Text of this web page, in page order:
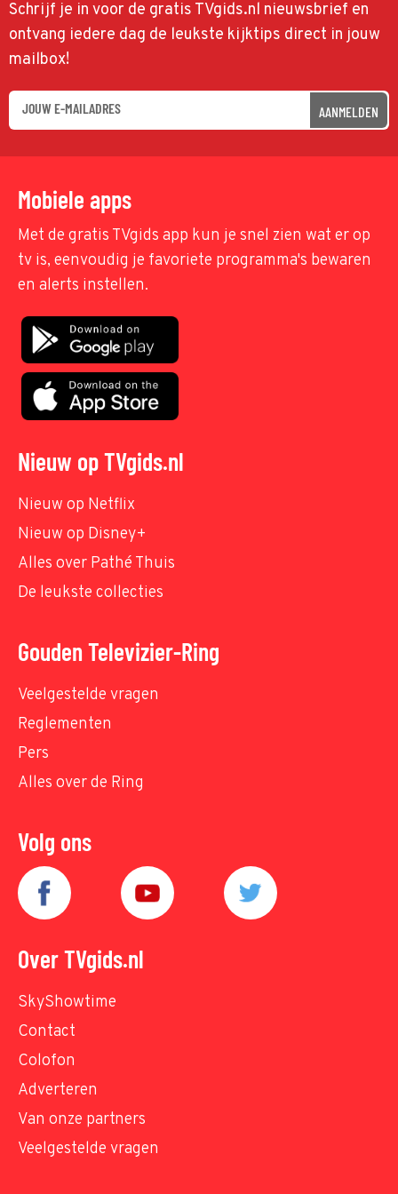
Schrijf je in voor de gratis TVgids.nl nieuwsbrief en
ontvang iedere dag de leukste kijktips direct in jouw
mailbox!
AANMELDEN
Mobiele apps
Met de gratis TVgids app kun je snel zien wat er op
tv is, eenvoudig je favoriete programma's bewaren
en alerts instellen.
Nieuw op TVgids.nl
Nieuw op Netflix
Nieuw op Disney+
Alles over Pathé Thuis
De leukste collecties
Gouden Televizier-Ring
Veelgestelde vragen
Reglementen
Pers
Alles over de Ring
Volg ons
Over TVgids.nl
SkyShowtime
Contact
Colofon
Adverteren
Van onze partners
Veelgestelde vragen